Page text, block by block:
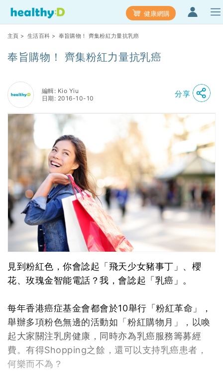
健康網購
主頁 > 生活百科 > 奉旨購物！ 齊集粉紅力量抗乳癌
奉旨購物！ 齊集粉紅力量抗乳癌
編輯: Kio Yiu
日期: 2016-10-10
分享
見到粉紅色，你會諗起「飛天少女豬事丁」、櫻
花、玫瑰金智能電話？我，會諗起「乳癌」。
每年香港癌症基金會都會於10舉行「粉紅革命」，
舉辦多項粉色無邊的活動如「粉紅購物月」，以喚
起大家關注乳房健康，同時亦為乳癌服務籌募經
費。有得Shopping之餘，還可以支持乳癌患者，
何樂而不為？